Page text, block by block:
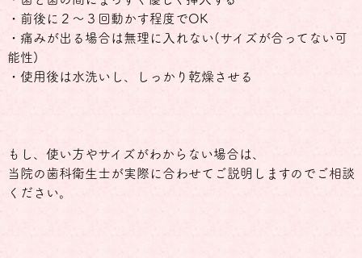
・前後に２～３回動かす程度でOK
・痛みが出る場合は無理に入れない(サイズが合ってない可
能性)
・使用後は水洗いし、しっかり乾燥させる
もし、使い方やサイズがわからない場合は、
当院の歯科衛生士が実際に合わせてご説明しますのでご相談
ください。